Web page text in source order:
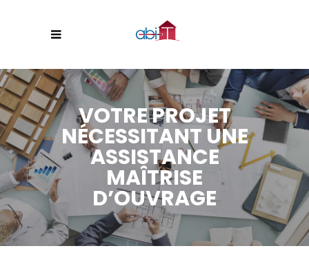
VOTRE PROJET
NÉCESSITANT UNE
ASSISTANCE
MAÎTRISE
D’OUVRAGE